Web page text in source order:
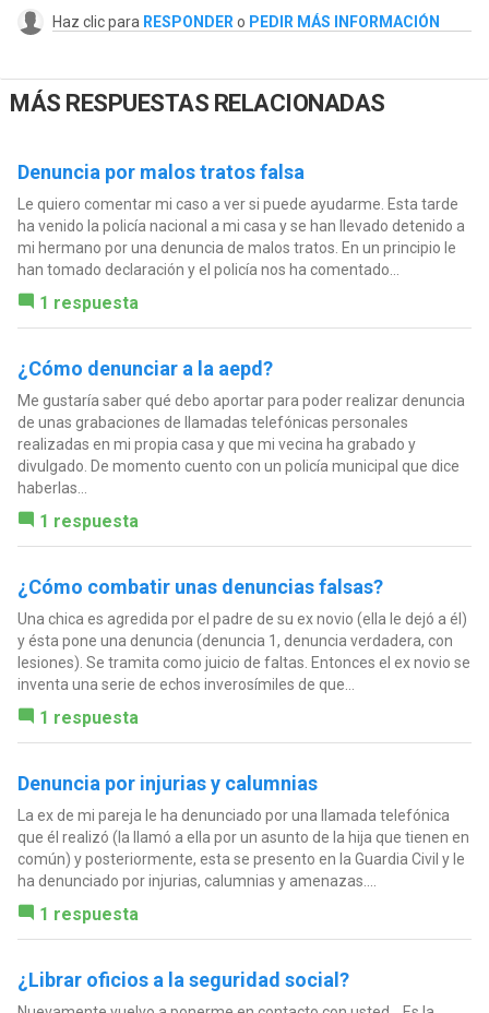
Haz clic para RESPONDER o PEDIR MÁS INFORMACIÓN
MÁS RESPUESTAS RELACIONADAS
Denuncia por malos tratos falsa
Le quiero comentar mi caso a ver si puede ayudarme. Esta tarde
ha venido la policía nacional a mi casa y se han llevado detenido a
mi hermano por una denuncia de malos tratos. En un principio le
han tomado declaración y el policía nos ha comentado...
1 respuesta
¿Cómo denunciar a la aepd?
Me gustaría saber qué debo aportar para poder realizar denuncia
de unas grabaciones de llamadas telefónicas personales
realizadas en mi propia casa y que mi vecina ha grabado y
divulgado. De momento cuento con un policía municipal que dice
haberlas...
1 respuesta
¿Cómo combatir unas denuncias falsas?
Una chica es agredida por el padre de su ex novio (ella le dejó a él)
y ésta pone una denuncia (denuncia 1, denuncia verdadera, con
lesiones). Se tramita como juicio de faltas. Entonces el ex novio se
inventa una serie de echos inverosímiles de que...
1 respuesta
Denuncia por injurias y calumnias
La ex de mi pareja le ha denunciado por una llamada telefónica
que él realizó (la llamó a ella por un asunto de la hija que tienen en
común) y posteriormente, esta se presento en la Guardia Civil y le
ha denunciado por injurias, calumnias y amenazas....
1 respuesta
¿Librar oficios a la seguridad social?